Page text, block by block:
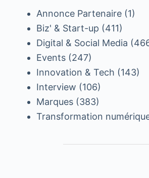
Annonce Partenaire(1)
Biz' & Start-up (411)
Digital & Social Media
Events(247)
Innovation & Tech (143)
Interview (106)
Marques(383)
Transformation